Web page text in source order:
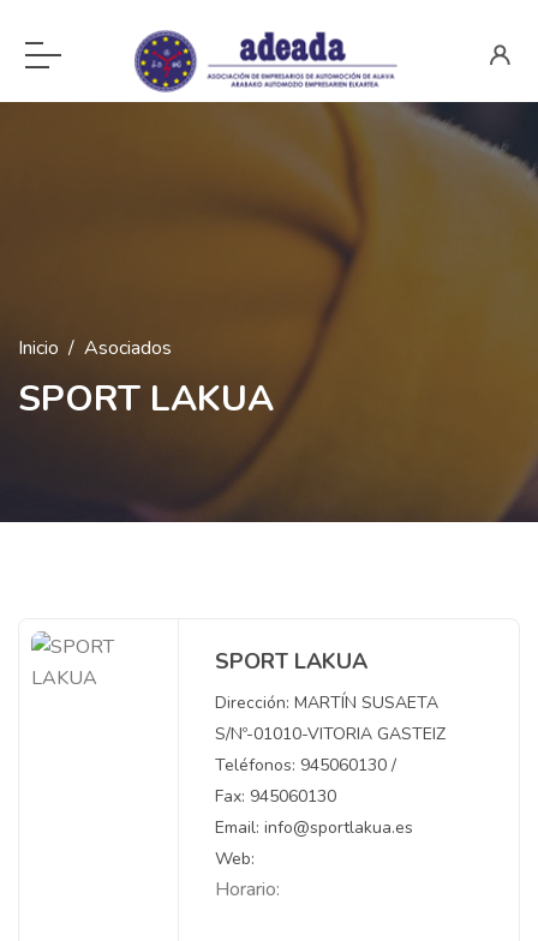
Inicio Asociados
SPORT LAKUA
SPORT LAKUA
Dirección: MARTÍN SUSAETA
S/Nº-01010-VITORIA GASTEIZ
Teléfonos: 945060130 /
Fax: 945060130
Email: info@sportlakua.es
Web:
Horario: